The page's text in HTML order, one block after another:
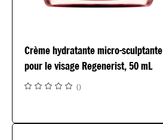
Crème hydratante micro-sculptante
pour le visage Regenerist, 50 mL
()